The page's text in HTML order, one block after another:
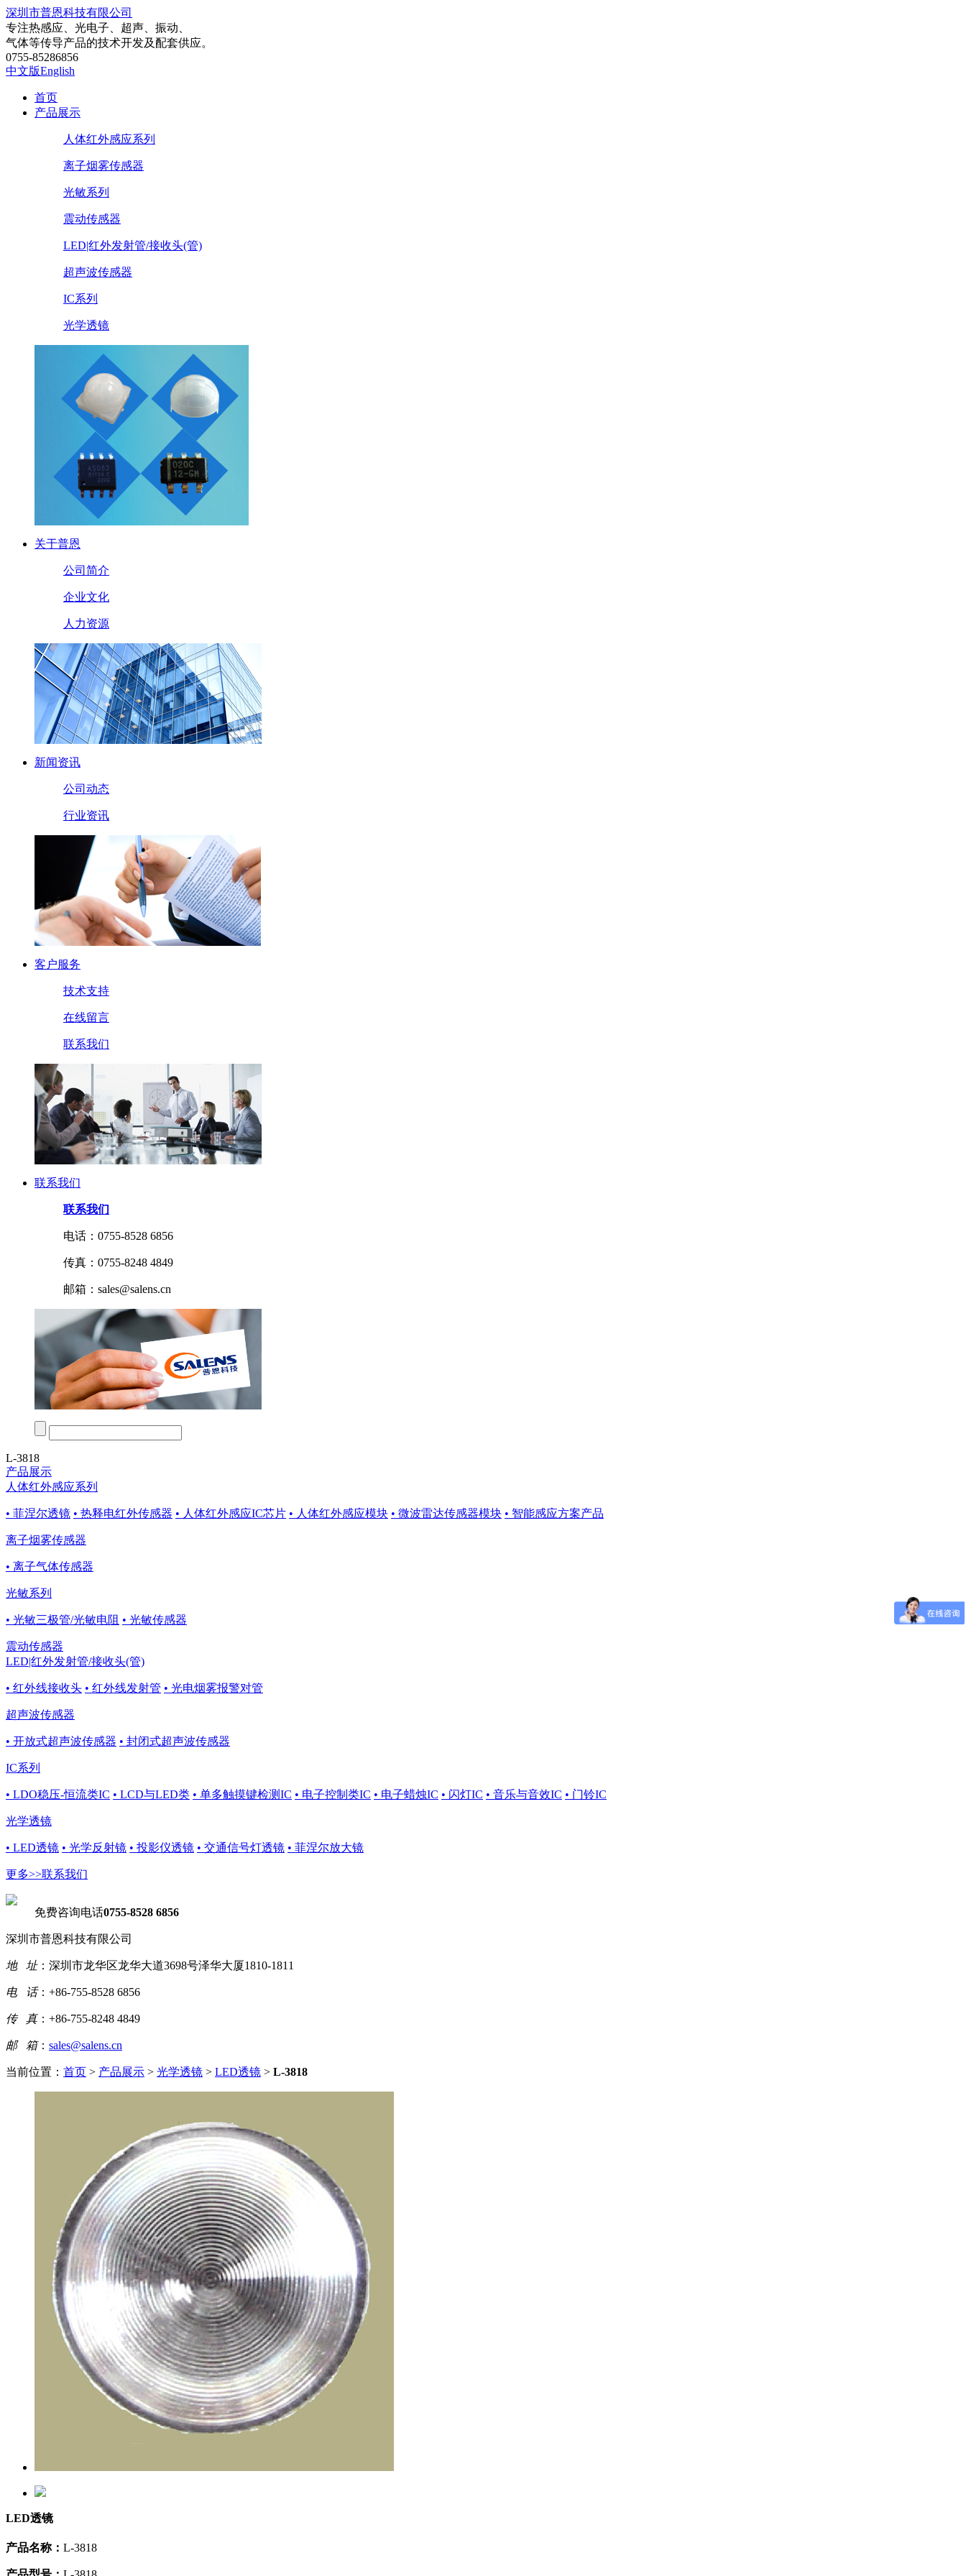
深圳市普恩科技有限公司
专注热感应、光电子、超声、振动、
气体等传导产品的技术开发及配套供应。
0755-85286856
中文版English
首页
产品展示
人体红外感应系列
离子烟雾传感器
光敏系列
震动传感器
LED|红外发射管/接收头(管)
超声波传感器
IC系列
光学透镜
关于普恩
公司简介
企业文化
人力资源
新闻资讯
公司动态
行业资讯
客户服务
技术支持
在线留言
联系我们
联系我们
联系我们
电话：0755-8528 6856
传真：0755-8248 4849
邮箱：sales@salens.cn
L-3818
产品展示
人体红外感应系列
• 菲涅尔透镜 • 热释电红外传感器 • 人体红外感应IC芯片 • 人体红外感应模块 • 微波雷达传感器模块 • 智能感应方案产品
离子烟雾传感器
• 离子气体传感器
光敏系列
• 光敏三极管/光敏电阻 • 光敏传感器
震动传感器
LED|红外发射管/接收头(管)
• 红外线接收头 • 红外线发射管 • 光电烟雾报警对管
超声波传感器
• 开放式超声波传感器 • 封闭式超声波传感器
IC系列
• LDO稳压-恒流类IC • LCD与LED类 • 单多触摸键检测IC • 电子控制类IC • 电子蜡烛IC • 闪灯IC • 音乐与音效IC • 门铃IC
光学透镜
• LED透镜 • 光学反射镜 • 投影仪透镜 • 交通信号灯透镜 • 菲涅尔放大镜
更多>>联系我们
免费咨询电话0755-8528 6856
深圳市普恩科技有限公司
地 址：深圳市龙华区龙华大道3698号泽华大厦1810-1811
电 话：+86-755-8528 6856
传 真：+86-755-8248 4849
邮 箱： sales@salens.cn
当前位置： 首页 > 产品展示 > 光学透镜 > LED透镜 > L-3818
LED透镜
产品名称： L-3818